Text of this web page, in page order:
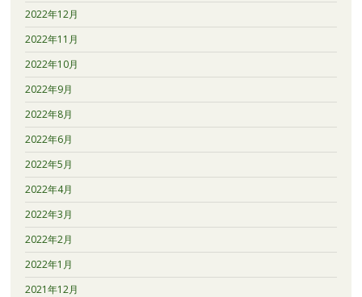
2022年12月
2022年11月
2022年10月
2022年9月
2022年8月
2022年6月
2022年5月
2022年4月
2022年3月
2022年2月
2022年1月
2021年12月